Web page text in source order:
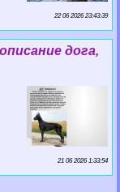
22 06 2026 23:43:39
дога,
21 06 2026 1:33:54